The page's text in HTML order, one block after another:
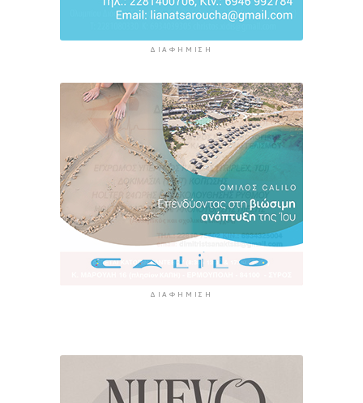
ΔΙΑΦΉΜΙΣΗ
ΔΙΑΦΉΜΙΣΗ